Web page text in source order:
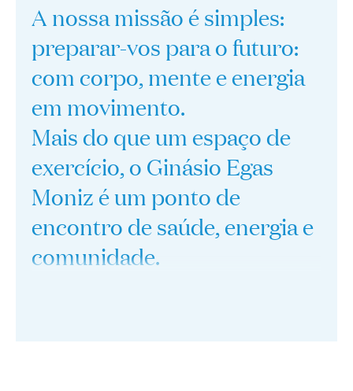
A nossa missão é simples:
preparar-vos para o futuro:
com corpo, mente e energia
em movimento.
Mais do que um espaço de
exercício, o Ginásio Egas
Moniz é um ponto de
encontro de saúde, energia e
comunidade.